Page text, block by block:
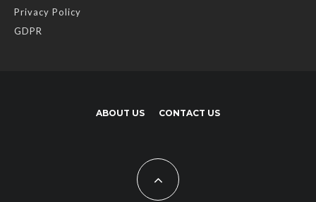
Privacy Policy
GDPR
ABOUT US CONTACT US